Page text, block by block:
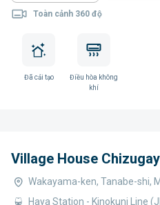
Toàn cảnh 360 độ
Đã cải tạo
Điều hòa không
khí
Village House
Wakayama-ken, Tanabe-shi,
Haya Station - Kinokuni Line